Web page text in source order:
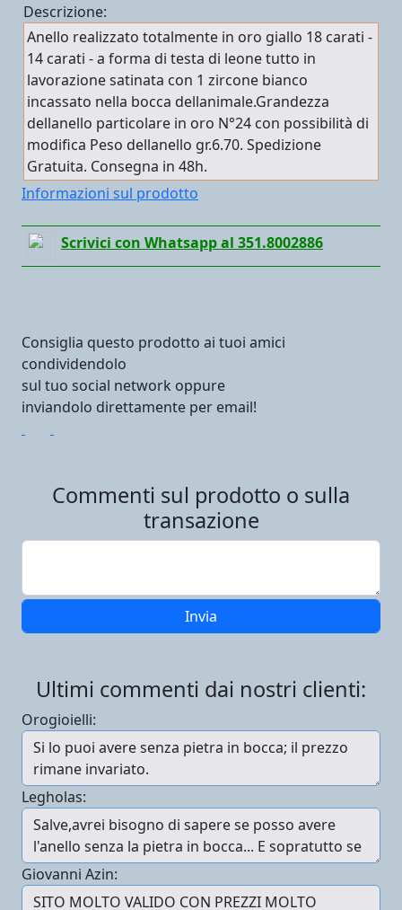
Descrizione:
Anello realizzato totalmente in oro giallo 18 carati -
14 carati - a forma di testa di leone tutto in
lavorazione satinata con 1 zircone bianco
incassato nella bocca dellanimale.Grandezza
dellanello particolare in oro N°24 con possibilità di
modifica Peso dellanello gr.6.70. Spedizione
Gratuita. Consegna in 48h.
Informazioni sul prodotto
Scrivici con Whatsapp al 351.8002886
Consiglia questo prodotto ai tuoi amici
condividendolo
sul tuo social network oppure
inviandolo direttamente per email!
Commenti sul prodotto o sulla
transazione
Ultimi commenti dai nostri clienti:
Orogioielli:
Legholas:
Giovanni Azin: